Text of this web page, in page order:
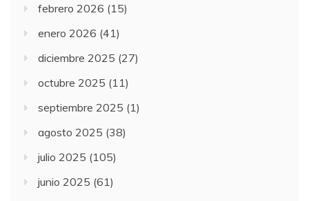
febrero 2026 (15)
enero 2026 (41)
diciembre 2025 (27)
octubre 2025 (11)
septiembre 2025 (1)
agosto 2025 (38)
julio 2025 (105)
junio 2025 (61)